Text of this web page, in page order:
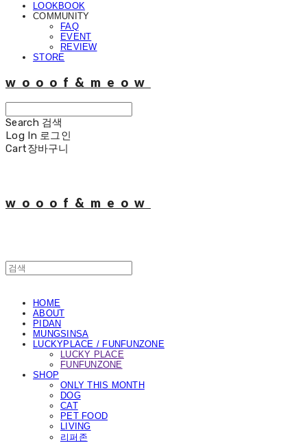
LOOKBOOK
COMMUNITY
FAQ
EVENT
REVIEW
STORE
wooof&meow
Search 검색
Log In 로그인
Cart장바구니
wooof&meow
HOME
ABOUT
PIDAN
MUNGSINSA
LUCKYPLACE / FUNFUNZONE
LUCKY PLACE
FUNFUNZONE
SHOP
ONLY THIS MONTH
DOG
CAT
PET FOOD
LIVING
리퍼존